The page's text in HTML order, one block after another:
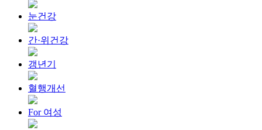
눈건강
간·위건강
갱년기
혈행개선
For 여성